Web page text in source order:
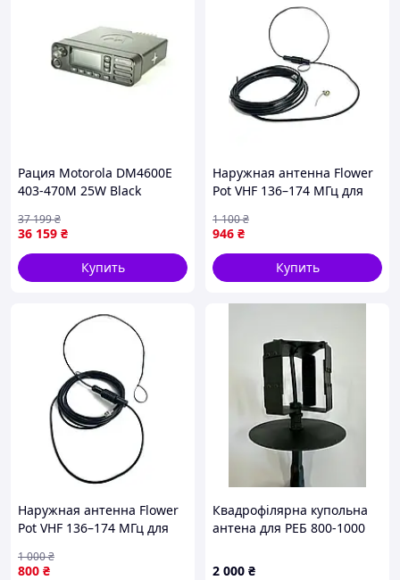
Рация Motorola DM4600E
403-470М 25W Black
36 159 ₴
37 199₴
Купить
Наружная антенна Flower
Pot VHF 136–174 МГц для
BNC+Motorola Bolt с
кабелем 20м
946 ₴
1 100₴
Купить
Наружная антенна Flower
Pot VHF 136–174 МГц для
7м
800 ₴
1 000₴
Квадрофілярна купольна
антена для РЕБ 800-1000
2 000 ₴